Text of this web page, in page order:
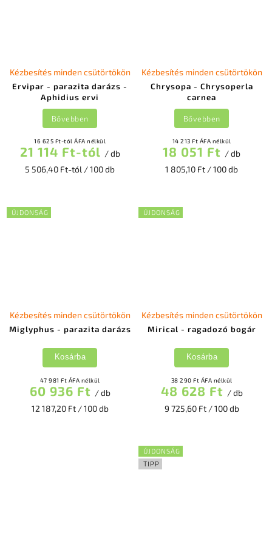
Ervipar - parazita darázs -
Aphidius ervi
Kézbesítés minden csütörtökön
16 625 Ft-tól ÁFA nélkül
21 114 Ft-tól / db
5 506,40 Ft-tól / 100 db
Bővebben
Chrysopa - Chrysoperla
carnea
Kézbesítés minden csütörtökön
14 213 Ft ÁFA nélkül
18 051 Ft / db
1 805,10 Ft / 100 db
Bővebben
ÚJDONSÁG
Miglyphus - parazita darázs
Kézbesítés minden csütörtökön
47 981 Ft ÁFA nélkül
60 936 Ft / db
12 187,20 Ft / 100 db
Kosárba
ÚJDONSÁG
Mirical - ragadozó bogár
Kézbesítés minden csütörtökön
38 290 Ft ÁFA nélkül
48 628 Ft / db
9 725,60 Ft / 100 db
Kosárba
ÚJDONSÁG
TIPP